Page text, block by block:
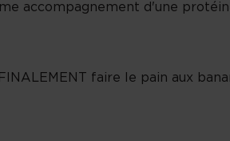
accompagnement d'une
faire le pain aux